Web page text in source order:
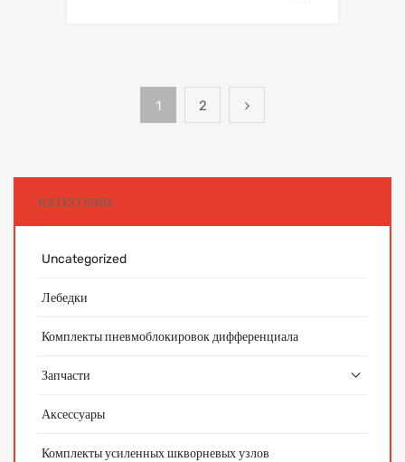
1 2
КАТЕГОРИИ
Uncategorized
Лебедки
Комплекты пневмоблокировок дифференциала
Запчасти
Аксессуары
Комплекты усиленных шкворневых узлов